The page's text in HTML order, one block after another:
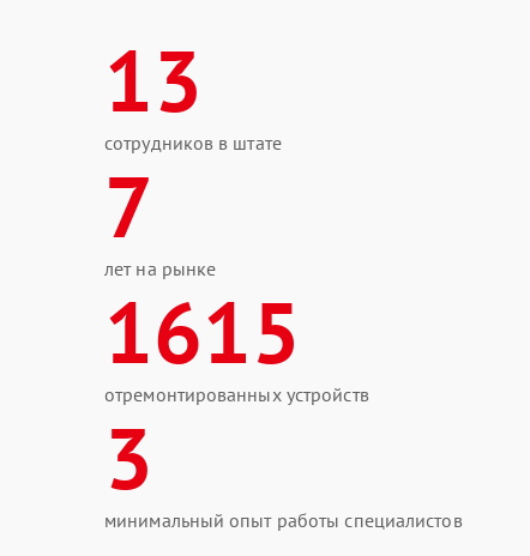
13
сотрудников в штате
7
лет на рынке
1615
отремонтированных устройств
3
минимальный опыт работы специалистов